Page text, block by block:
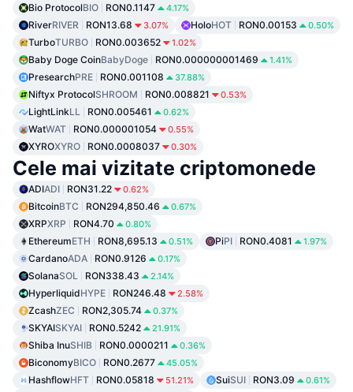
Bio ProtocolBIO RON0.1147 4.17%
RiverRIVER RON13.68 3.07% HoloHOT RON0.00153 0.50%
TurboTURBO RON0.003652 1.02%
Baby Doge CoinBabyDoge RON0.000000001469 1.41%
PresearchPRE RON0.001108 37.88%
Niftyx ProtocolSHROOM RON0.008821 0.53%
LightLinkLL RON0.005461 0.62%
WatWAT RON0.000001054 0.55%
XYROXYRO RON0.0008037 0.30%
Cele mai vizitate criptomonede
ADIADI RON31.22 0.62%
BitcoinBTC RON294,850.46 0.67%
XRPXRP RON4.70 0.80%
EthereumETH RON8,695.13 0.51% PiPI RON0.4081 1.97%
CardanoADA RON0.9126 0.17%
SolanaSOL RON338.43 2.14%
HyperliquidHYPE RON246.48 2.58%
ZcashZEC RON2,305.74 0.37%
SKYAISKYAI RON0.5242 21.91%
Shiba InuSHIB RON0.0000211 0.36%
BiconomyBICO RON0.2677 45.05%
HashflowHFT RON0.05818 51.21% SuiSUI RON3.09 0.61%